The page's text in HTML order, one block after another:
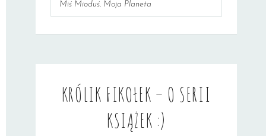
Miś Mioduś. Moja Planeta
KRÓLIK FIKOŁEK – O SERII
KSIĄŻEK :)